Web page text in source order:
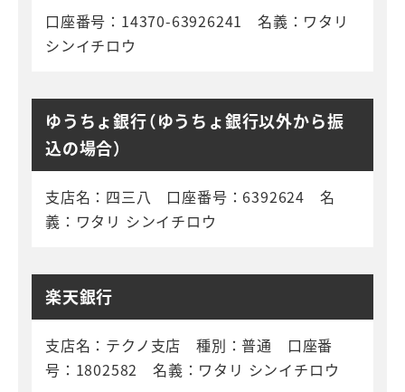
口座番号：14370-63926241 名義：ワタリ
シンイチロウ
ゆうちょ銀行（ゆうちょ銀行以外から振
込の場合）
支店名：四三八 口座番号：6392624 名
義：ワタリ シンイチロウ
楽天銀行
支店名：テクノ支店 種別：普通 口座番
号：1802582 名義：ワタリ シンイチロウ